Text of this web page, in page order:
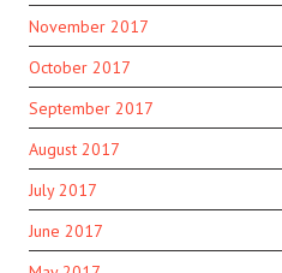
November 2017
October 2017
September 2017
August 2017
July 2017
June 2017